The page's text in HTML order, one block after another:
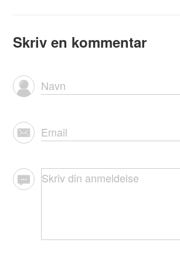
Skriv en kommentar